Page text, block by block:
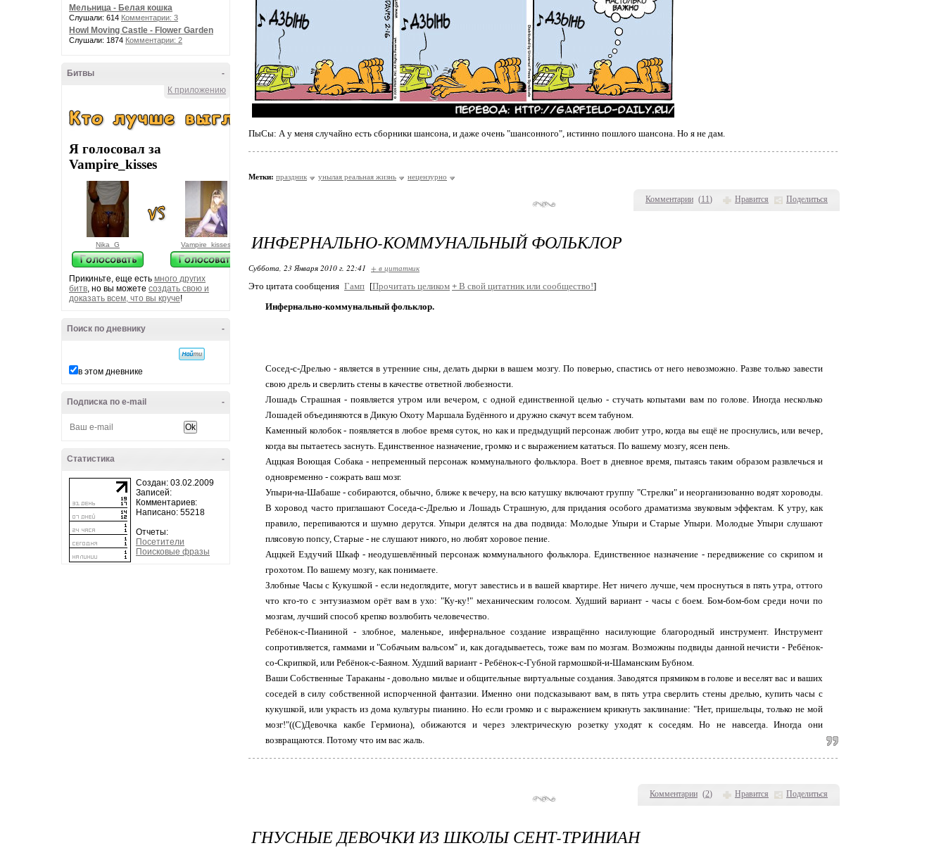
Мельница - Белая кошка
Слушали: 614 Комментарии: 3
Howl Moving Castle - Flower Garden
Слушали: 1874 Комментарии: 2
-
Битвы
К приложению
Я голосовал за
Vampire_kisses
Nika_G Vampire_kisses
Прикиньте, еще есть много других
битв, но вы можете создать свою и
доказать всем, что вы круче!
-
Поиск по дневнику
в этом дневнике
-
Подписка по e-mail
-
Статистика
Создан: 03.02.2009
Записей:
Комментариев:
Написано: 55218
Отчеты:
Посетители
Поисковые фразы
Комментарии (11) Нравится Поделиться
ПыСы: А у меня случайно есть сборники шансона, и даже очень "шансонного", истинно пошлого шансона. Но я не дам.
Метки: праздник унылая реальная жизнь нецензурно
Комментарии (2) Нравится Поделиться
ИНФЕРНАЛЬНО-КОММУНАЛЬНЫЙ ФОЛЬКЛОР
Суббота, 23 Января 2010 г. 22:41 + в цитатник
Это цитата сообщения Гамп [Прочитать целиком + В свой цитатник или сообщество!]
Инфернально-коммунальный фольклор.
Сосед-с-Дрелью - является в утренние сны, делать дырки в вашем мозгу. По поверью, спастись от него невозможно. Разве только завести
свою дрель и сверлить стены в качестве ответной любезности.
Лошадь Страшная - появляется утром или вечером, с одной единственной целью - стучать копытами вам по голове. Иногда несколько
Лошадей объединяются в Дикую Охоту Маршала Будённого и дружно скачут всем табуном.
Каменный колобок - появляется в любое время суток, но как и предыдущий персонаж любит утро, когда вы ещё не проснулись, или вечер,
когда вы пытаетесь заснуть. Единственное назначение, громко и с выражением кататься. По вашему мозгу, ясен пень.
Аццкая Воющая Собака - непременный персонаж коммунального фольклора. Воет в дневное время, пытаясь таким образом развлечься и
одновременно - сожрать ваш мозг.
Упыри-на-Шабаше - собираются, обычно, ближе к вечеру, на всю катушку включают группу "Стрелки" и неорганизованно водят хороводы.
В хоровод часто приглашают Соседа-с-Дрелью и Лошадь Страшную, для придания особого драматизма звуковым эффектам. К утру, как
правило, перепиваются и шумно дерутся. Упыри делятся на два подвида: Молодые Упыри и Старые Упыри. Молодые Упыри слушают
плясовую попсу, Старые - не слушают никого, но любят хоровое пение.
Аццкей Ездучий Шкаф - неодушевлённый персонаж коммунального фольклора. Единственное назначение - передвижение со скрипом и
грохотом. По вашему мозгу, как понимаете.
Злобные Часы с Кукушкой - если недоглядите, могут завестись и в вашей квартире. Нет ничего лучше, чем проснуться в пять утра, оттого
что кто-то с энтузиазмом орёт вам в ухо: "Ку-ку!" механическим голосом. Худший вариант - часы с боем. Бом-бом-бом среди ночи по
мозгам, лучший способ крепко возлюбить человечество.
Ребёнок-с-Пианиной - злобное, маленькое, инфернальное создание извращённо насилующие благородный инструмент. Инструмент
сопротивляется, гаммами и "Собачьим вальсом" и, как догадываетесь, тоже вам по мозгам. Возможны подвиды данной нечисти - Ребёнок-
со-Скрипкой, или Ребёнок-с-Баяном. Худший вариант - Ребёнок-с-Губной гармошкой-и-Шаманским Бубном.
Ваши Собственные Тараканы - довольно милые и общительные виртуальные создания. Заводятся прямиком в голове и веселят вас и ваших
соседей в силу собственной испорченной фантазии. Именно они подсказывают вам, в пять утра сверлить стены дрелью, купить часы с
кукушкой, или украсть из дома культуры пианино. Но если громко и с выражением крикнуть заклинание: "Нет, пришельцы, только не мой
мозг!"((С)Девочка какбе Гермиона), обижаются и через электрическую розетку уходят к соседям. Но не навсегда. Иногда они
возвращаются. Потому что им вас жаль.
ГНУСНЫЕ ДЕВОЧКИ ИЗ ШКОЛЫ СЕНТ-ТРИНИАН